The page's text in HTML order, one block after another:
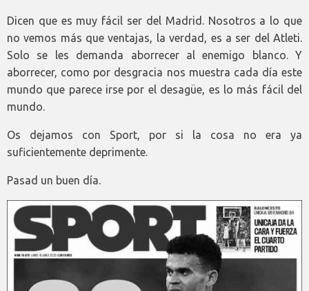
Dicen que es muy fácil ser del Madrid. Nosotros a lo que
no vemos más que ventajas, la verdad, es a ser del Atleti.
Solo se les demanda aborrecer al enemigo blanco. Y
aborrecer, como por desgracia nos muestra cada día este
mundo que parece irse por el desagüe, es lo más fácil del
mundo.
Os dejamos con Sport, por si la cosa no era ya
suficientemente deprimente.
Pasad un buen día.